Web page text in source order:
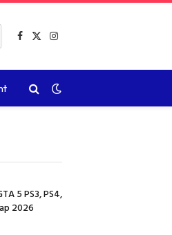
Facebook
X
Instagram
5 PS3, PS4,
2026